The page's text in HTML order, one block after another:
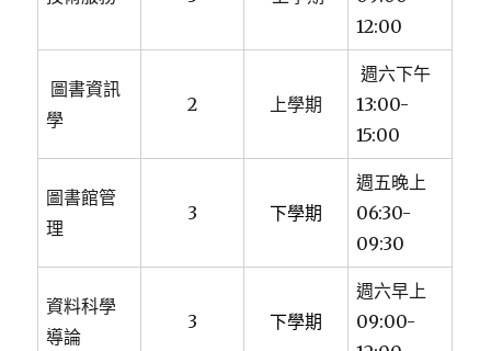
12:00
圖書資訊
學
2 上學期
週六下午
13:00-
15:00
圖書館管
理
3 下學期
週五晚上
06:30-
09:30
資料科學
導論
3 下學期
週六早上
09:00-